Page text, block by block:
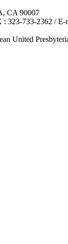
CA 90007
323-733-2362 / E-
United